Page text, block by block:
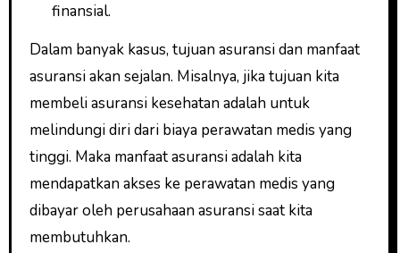
finansial.
Dalam banyak kasus, tujuan asuransi dan manfaat
asuransi akan sejalan. Misalnya, jika tujuan kita
membeli asuransi kesehatan adalah untuk
melindungi diri dari biaya perawatan medis yang
tinggi. Maka manfaat asuransi adalah kita
mendapatkan akses ke perawatan medis yang
dibayar oleh perusahaan asuransi saat kita
membutuhkan.